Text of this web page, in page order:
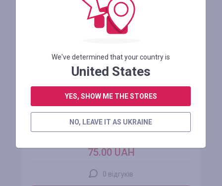
Top-master UA
75.00 UAH
0 відгуків
We've determined that your country is
United States
YES, SHOW ME THE STORES
NO, LEAVE IT AS UKRAINE